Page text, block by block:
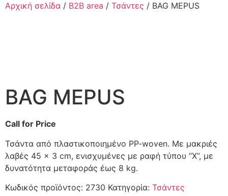
Αρχική σελίδα / B2B area / Τσάντες / BAG MEPUS
BAG MEPUS
Call for Price
Τσάντα από πλαστικοποιημένο PP-woven. Με μακριές
λαβές 45 × 3 cm, ενισχυμένες με ραφή τύπου “X”, με
δυνατότητα μεταφοράς έως 8 kg.
Κωδικός προϊόντος: 2730 Κατηγορία: Τσάντες